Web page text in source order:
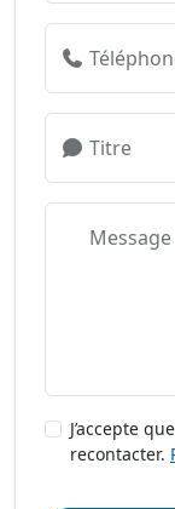
Titre
Message
J’accepte
recontacter.